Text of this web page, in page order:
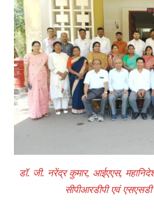
डॉ. जी. नरेंद्र कुमार, आईएएस,
सीपीआरडीपी एवं